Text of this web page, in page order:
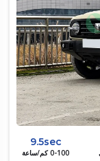
9.5sec
0-100 كم/ساعة